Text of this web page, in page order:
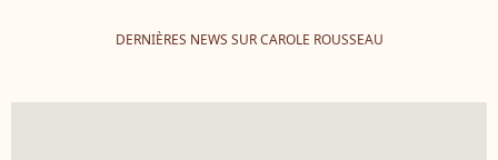
DERNIÈRES NEWS SUR CAROLE ROUSSEAU